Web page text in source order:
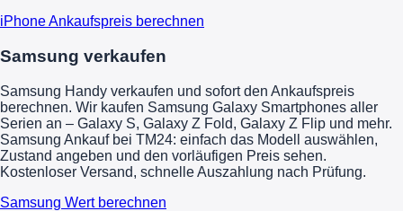
iPhone Ankaufspreis berechnen
Samsung verkaufen
Samsung Handy verkaufen und sofort den Ankaufspreis
berechnen. Wir kaufen Samsung Galaxy Smartphones aller
Serien an – Galaxy S, Galaxy Z Fold, Galaxy Z Flip und mehr.
Samsung Ankauf bei TM24: einfach das Modell auswählen,
Zustand angeben und den vorläufigen Preis sehen.
Kostenloser Versand, schnelle Auszahlung nach Prüfung.
Samsung Wert berechnen